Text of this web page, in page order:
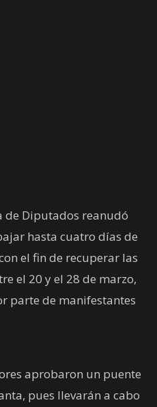
de Diputados reanudó
hasta cuatro días de
el fin de recuperar las
el 20 y el 28 de marzo,
parte de manifestantes
aprobaron un puente
pues llevarán a cabo